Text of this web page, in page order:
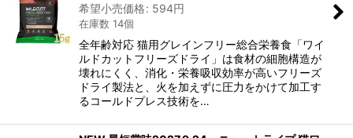
希望小売価格: 594円
在庫数 14個
全年齢対応 猫用グレインフリー総合栄養食「ワイ
ルドカットフリーズドライ」は食材の細胞構造が
壊れにくく、消化・栄養吸収効率が高いフリーズ
ドライ製法と、火を加えずに圧力をかけて加工す
るコールドプレス技術を…